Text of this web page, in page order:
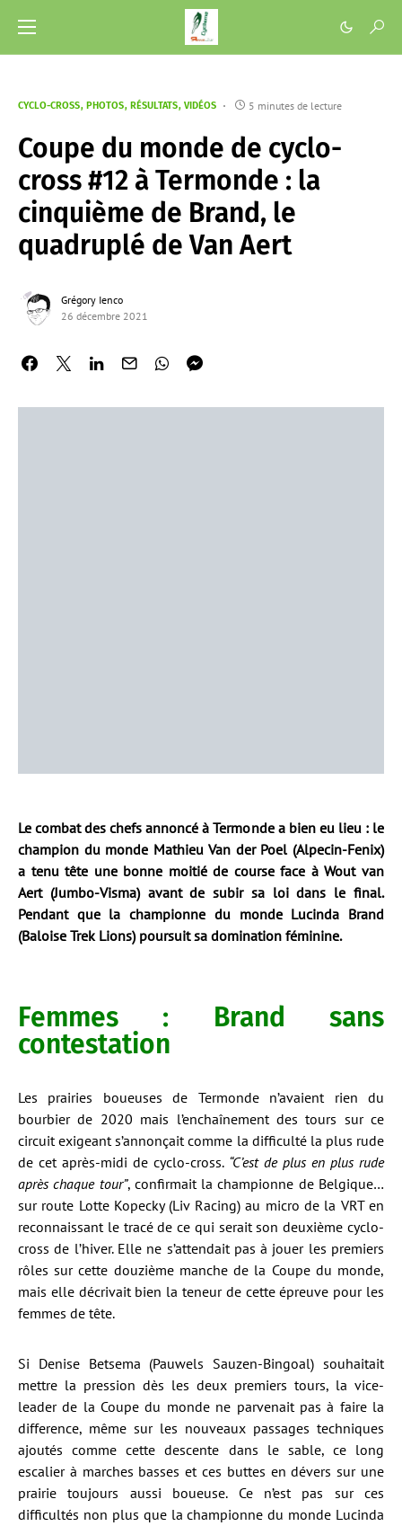
CYCLO-CROSS PHOTOS RÉSULTATS VIDÉOS 5 minutes de lecture
Coupe du monde de cyclo-
cross #12 à Termonde : la
cinquième de Brand, le
quadruplé de Van Aert
Grégory Ienco
26 décembre 2021
Le combat des chefs annoncé à Termonde a bien eu lieu : le
champion du monde Mathieu Van der Poel (Alpecin-Fenix)
a tenu tête une bonne moitié de course face à Wout van
Aert (Jumbo-Visma) avant de subir sa loi dans le final.
Pendant que la championne du monde Lucinda Brand
(Baloise Trek Lions) poursuit sa domination féminine.
Femmes : Brand sans
contestation
Les prairies boueuses de Termonde n’avaient rien du
bourbier de 2020 mais l’enchaînement des tours sur ce
circuit exigeant s’annonçait comme la difficulté la plus rude
de cet après-midi de cyclo-cross. “C’est de plus en plus rude
après chaque tour”, confirmait la championne de Belgique…
sur route Lotte Kopecky (Liv Racing) au micro de la VRT en
reconnaissant le tracé de ce qui serait son deuxième cyclo-
cross de l’hiver. Elle ne s’attendait pas à jouer les premiers
rôles sur cette douzième manche de la Coupe du monde,
mais elle décrivait bien la teneur de cette épreuve pour les
femmes de tête.
Si Denise Betsema (Pauwels Sauzen-Bingoal) souhaitait
mettre la pression dès les deux premiers tours, la vice-
leader de la Coupe du monde ne parvenait pas à faire la
difference, même sur les nouveaux passages techniques
ajoutés comme cette descente dans le sable, ce long
escalier à marches basses et ces buttes en dévers sur une
prairie toujours aussi boueuse. Ce n’est pas sur ces
difficultés non plus que la championne du monde Lucinda